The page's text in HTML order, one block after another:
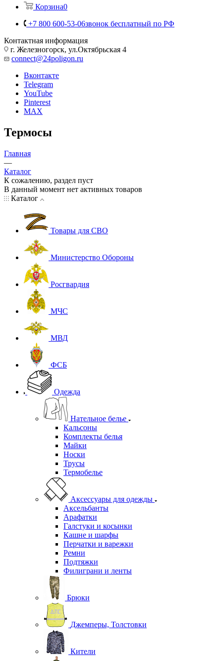
Корзина0
+7 800 600-53-06звонок бесплатный по РФ
Контактная информация
г. Железногорск, ул.Октябрьская 4
connect@24poligon.ru
Вконтакте
Telegram
YouTube
Pinterest
MAX
Термосы
Главная
—
Каталог
К сожалению, раздел пуст
В данный момент нет активных товаров
Каталог
Товары для СВО
Министерство Обороны
Росгвардия
МЧС
МВД
ФСБ
Одежда
Нательное белье
Кальсоны
Комплекты белья
Майки
Носки
Трусы
Термобелье
Аксессуары для одежды
Аксельбанты
Арафатки
Галстуки и косынки
Кашне и шарфы
Перчатки и варежки
Ремни
Подтяжки
Филиграни и ленты
Брюки
Джемперы, Толстовки
Кители